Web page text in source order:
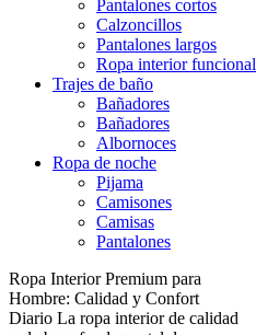
Pantalones cortos
Calzoncillos
Pantalones largos
Ropa interior funcional
Trajes de baño
Bañadores
Bañadores
Albornoces
Ropa de noche
Pijama
Camisones
Camisas
Pantalones
Ropa Interior Premium para
Hombre: Calidad y Confort
Diario La ropa interior de calidad